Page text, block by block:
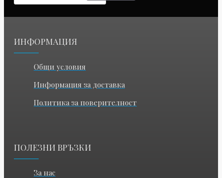
ИНФОРМАЦИЯ
Общи условия
Информация за доставка
Политика за поверителност
ПОЛЕЗНИ ВРЪЗКИ
За нас